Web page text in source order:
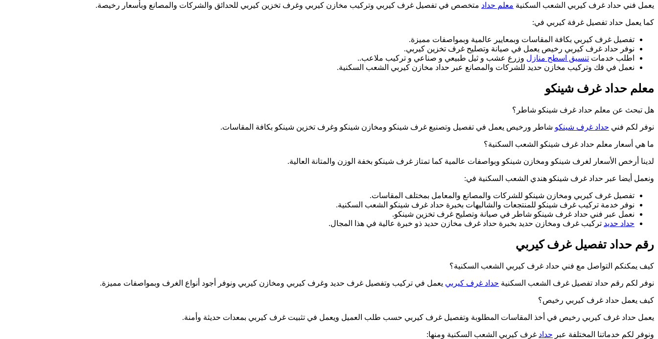
يعمل فني حداد غرف كيربي الشعب السكنية معلم حداد متخصص في تفصيل غرف كيربي وتركيب مخازن كيربي وغرف تخزين كيربي للحدائق والشركات والمصانع وبأسعار رخيصة.
كما يعمل حداد تفصيل غرفة كيربي في:
تفصيل غرف كيربي بكافة المقاسات وبمعايير عالمية وبمواصفات مميزة.
نوفر حداد غرف كيربي رخيص يعمل في صيانة وتصليح غرف تخزين كيربي.
اطلب خدمات تنسيق اسطح منازل وزرع عشب و ثيل طبيعي و صناعي و تركيب ملاعب..
نعمل في فك وتركيب مخازن حديد للشركات والمصانع عبر حداد مخازن كيربي الشعب السكنية.
معلم حداد غرف شينكو
هل تبحث عن معلم حداد غرف شينكو شاطر؟
نوفر لكم فني حداد غرف شينكو شاطر ورخيص يعمل في تفصيل وتصنيع غرف شينكو ومخازن شينكو وغرف تخزين شينكو بكافة المقاسات.
ما هي أسعار معلم حداد غرف شينكو الشعب السكنية؟
لدينا أرخص الأسعار لغرف شينكو ومخازن شينكو وبواصفات عالمية كما تمتاز غرف شينكو بخفة الوزن والمتانة العالية.
ونعمل أيضا عبر حداد غرف شينكو هندي الشعب السكنية في:
تفصيل غرف كيربي ومخازن شينكو للشركات والمصانع والمعامل بمختلف المقاسات.
نوفر خدمة تركيب غرف شينكو للمنتجعات والشاليهات بخبرة حداد غرف شينكو الشعب السكنية.
نعمل عبر فني حداد غرف شينكو شاطر في صيانة وتصليح غرف تخزين شينكو.
حداد حديد تركيب غرف ومخازن حديد بخبرة حداد غرف مخازن حديد ذو خبرة عالية في هذا المجال.
رقم حداد تفصيل غرف كيربي
كيف يمكنكم التواصل مع فني حداد غرف كيربي الشعب السكنية؟
نوفر لكم رقم حداد تفصيل غرف الشعب السكنية حداد غرف كيربي يعمل في تركيب وتفصيل غرف حديد وغرف كيربي ومخازن كيربي ونوفر أجود أنواع الغرف وبمواصفات مميزة.
كيف يعمل حداد غرف كيربي رخيص؟
يعمل حداد غرف كيربي رخيص في أخذ المقاسات المطلوبة وتفصيل غرف كيربي حسب طلب العميل ويعمل في تثبيت غرف كيربي بمعدات حديثة وأمنة.
ونوفر لكم خدماتنا المختلفة عبر حداد غرف كيربي الشعب السكنية ومنها: